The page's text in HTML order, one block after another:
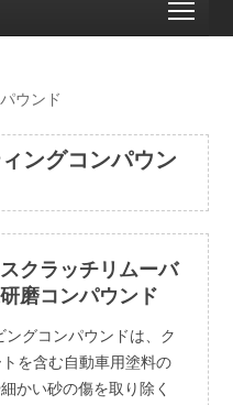
ウンド
ングコンパウン
クラッチリムーバ
磨コンパウンド
ングコンパウンドは、ク
トを含む自動車用塗料の
かい砂の傷を取り除く